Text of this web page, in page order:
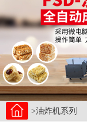
>油炸机系列